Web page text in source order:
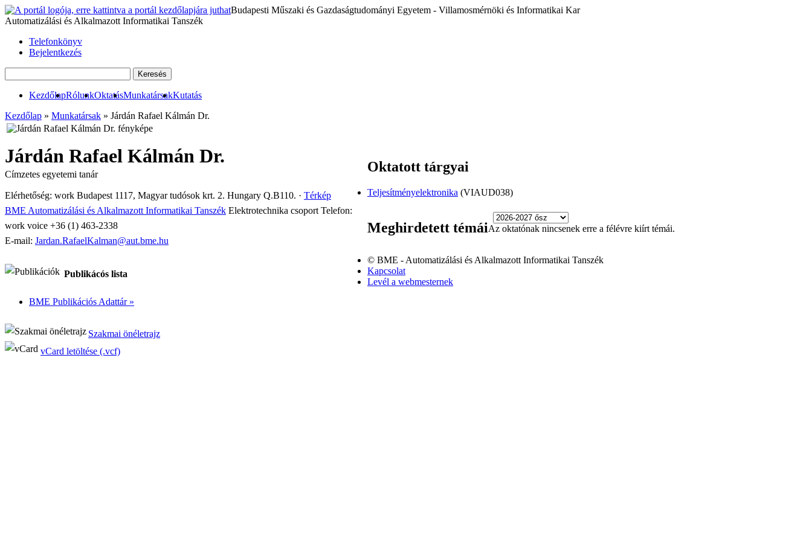
Budapesti Műszaki és Gazdaságtudományi Egyetem - Villamosmérnöki és Informatikai Kar
Automatizálási és Alkalmazott Informatikai Tanszék
Telefonkönyv
Bejelentkezés
KezdőlapRólunkOktatásMunkatársakKutatás
Kezdőlap » Munkatársak » Járdán Rafael Kálmán Dr.
Járdán Rafael Kálmán Dr.
Címzetes egyetemi tanár
Elérhetőség: work Budapest 1117, Magyar tudósok krt. 2. Hungary Q.B110. · Térkép
BME Automatizálási és Alkalmazott Informatikai Tanszék Elektrotechnika csoport Telefon:
work voice +36 (1) 463-2338
E-mail: Jardan.RafaelKalman@aut.bme.hu
Publikácós lista
BME Publikációs Adattár »
Szakmai önéletrajz
vCard letöltése (.vcf)
Oktatott tárgyai
Teljesítményelektronika (VIAUD038)
Meghirdetett témáiAz oktatónak nincsenek erre a félévre kiírt témái.
© BME - Automatizálási és Alkalmazott Informatikai Tanszék
Kapcsolat
Levél a webmesternek